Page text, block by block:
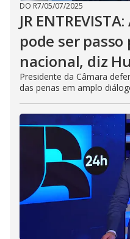
DO R7/05/07/2025
JR
pode ser
nacional, diz
Presidente da Câmara
das penas em amplo